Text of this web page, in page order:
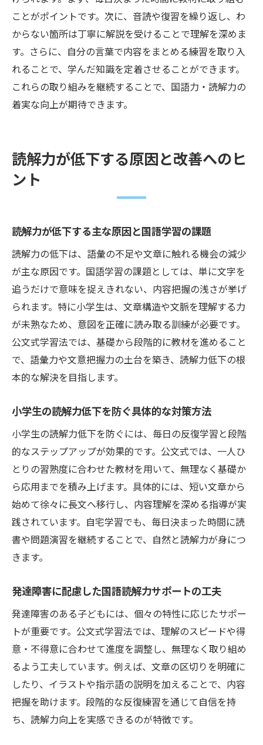
ことがポイントです。次に、音読や復習を繰り返し、わ
からない箇所は丁寧に解説を受けることで理解を深めま
す。さらに、自分の言葉で内容をまとめる練習を取り入
れることで、学んだ知識を定着させることができます。
これらの取り組みを継続することで、国語力・読解力の
着実な向上が期待できます。
読解力が低下する原因と改善へのヒ
ント
読解力が低下する主な原因と国語学習の課題
読解力の低下は、語彙の不足や文章に触れる機会の減少
が主な原因です。国語学習の課題としては、単に文字を
追うだけで意味を捉えきれない、内容把握の浅さが挙げ
られます。特に小学生は、文章構造や文脈を理解する力
が未熟なため、意図を正確に読み取る訓練が必要です。
公文式学習法では、基礎から段階的に教材を進めること
で、語彙力や文意把握力の土台を築き、読解力低下の根
本的な解決を目指します。
小学生の読解力低下を防ぐ具体的な対策方法
小学生の読解力低下を防ぐには、毎日の反復学習と段階
的なステップアップが効果的です。公文式では、一人ひ
とりの習熟度に合わせた教材を用いて、無理なく基礎か
ら応用までを積み上げます。具体的には、短い文章から
始めて徐々に長文へ移行し、内容理解を深める指導が実
践されています。自宅学習でも、毎日決まった時間に読
書や問題演習を継続することで、自然と読解力が身につ
きます。
発達障害に配慮した国語読解力サポートの工夫
発達障害のある子どもには、個々の特性に応じたサポー
トが重要です。公文式学習法では、理解のスピードや得
意・不得意に合わせて進度を調整し、無理なく取り組め
るよう工夫しています。例えば、文章の区切りを明確に
したり、イラストや指示語の説明を加えることで、内容
把握を助けます。段階的な反復練習を通じて自信を持
ち、読解力向上を実感できるのが特徴です。